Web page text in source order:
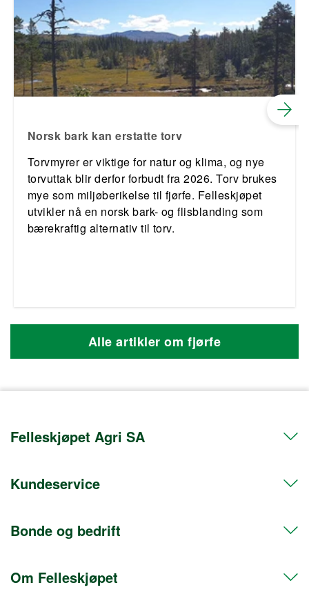
Norsk bark kan erstatte torv
Torvmyrer er viktige for natur og klima, og nye
torvuttak blir derfor forbudt fra 2026. Torv brukes
mye som miljøberikelse til fjørfe. Felleskjøpet
utvikler nå en norsk bark- og flisblanding som
bærekraftig alternativ til torv.
Alle artikler om fjørfe
Felleskjøpet Agri SA
Telefon 72 50 50 50
0105 Oslo
Kundeservice
Kontakt oss
Frakt og levering
Bonde og bedrift
Medlem
Om Felleskjøpet